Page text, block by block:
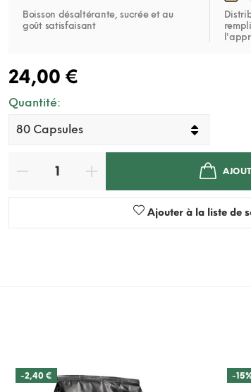
Boisson désaltérante, sucrée et au
goût satisfaisant
24,00 €
Quantité:
Ajouter à la liste de
-2,40 € -